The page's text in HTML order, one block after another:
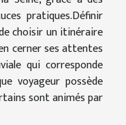
pratiques.Définir
choisir un itinéraire
cerner ses attentes
qui corresponde
voyageur possède
sont animés par